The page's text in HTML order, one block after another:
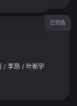
已完结
/ 李昂 / 叶新宇